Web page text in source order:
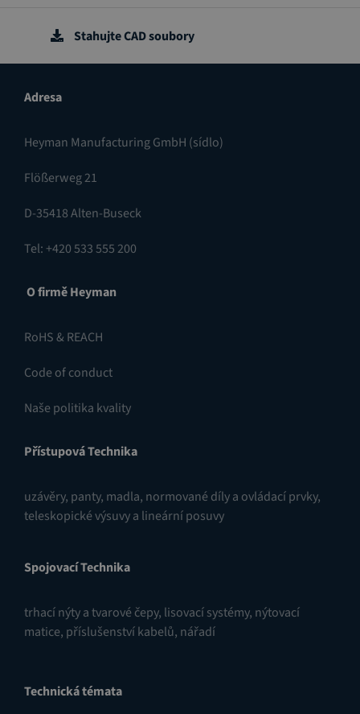
Stahujte CAD soubory
Adresa
Heyman Manufacturing GmbH (sídlo)
Flößerweg 21
D-35418 Alten-Buseck
Tel: +420 533 555 200
O firmě Heyman
RoHS & REACH
Code of conduct
Naše politika kvality
Přístupová Technika
uzávěry, panty, madla, normované díly a ovládací prvky,
teleskopické výsuvy a lineární posuvy
Spojovací Technika
trhací nýty a tvarové čepy, lisovací systémy, nýtovací
matice, příslušenství kabelů, nářadí
Technická témata